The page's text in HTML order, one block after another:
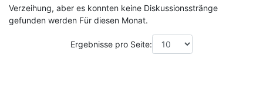
Verzeihung, aber es konnten keine Diskussionsstränge
gefunden werden Für diesen Monat.
Ergebnisse pro Seite: